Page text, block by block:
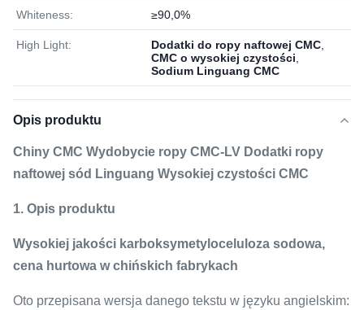
Whiteness: ≥90,0%
High Light: Dodatki do ropy naftowej CMC
CMC o wysokiej czystości
Sodium Linguang CMC
Opis produktu
Chiny CMC Wydobycie ropy CMC-LV Dodatki ropy
naftowej sód Linguang Wysokiej czystości CMC
1. Opis produktu
Wysokiej jakości karboksymetyloceluloza sodowa,
cena hurtowa w chińskich fabrykach
Oto przepisana wersja danego tekstu w języku angielskim: